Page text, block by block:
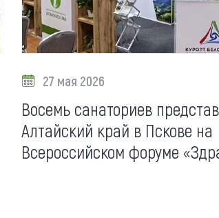
27 мая 2026
Восемь санаториев
Алтайский край в Пскове на
Всероссийском форуме